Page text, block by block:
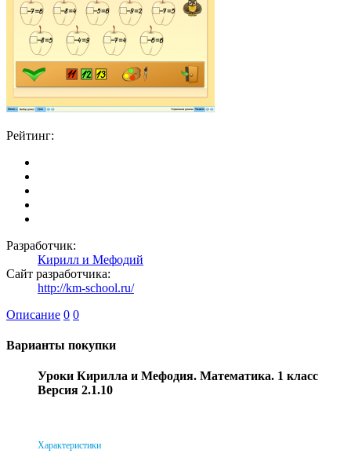
Рейтинг:
Разработчик:
Кирилл и Мефодий
Сайт разработчика:
http://km-school.ru/
Описание 0 0
Варианты покупки
Уроки Кирилла и Мефодия. Математика. 1 класс
Версия 2.1.10
Характеристики